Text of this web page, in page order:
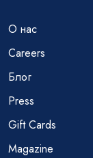
О нас
Careers
Блог
Press
Gift Cards
Magazine